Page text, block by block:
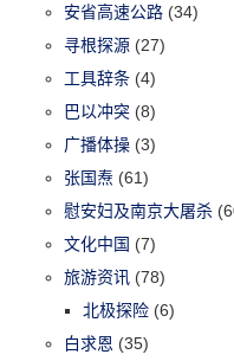
安省高速公路 (34)
寻根探源 (27)
工具辞条 (4)
巴以冲突 (8)
广播体操 (3)
张国焘 (61)
慰安妇及南京大屠杀
文化中国 (7)
旅游资讯 (78)
北极探险 (6)
白求恩 (35)